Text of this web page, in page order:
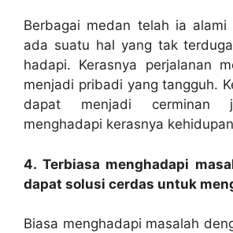
Berbagai medan telah ia alami
ada suatu hal yang tak
hadapi. Kerasnya perjalanan
menjadi pribadi yang tangguh.
dapat menjadi
menghadapi kerasnya
4. Terbiasa menghadapi
dapat solusi cerdas untuk
Biasa menghadapi masalah